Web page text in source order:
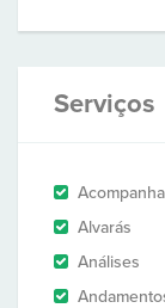
Serviços
Alvarás
Análises